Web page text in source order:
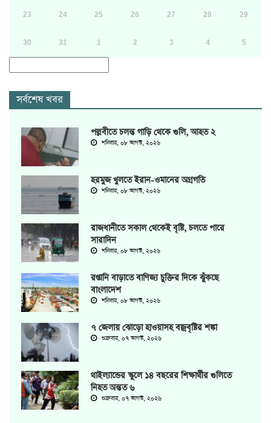
23 24 25 26 27 28 29
30 31 1 2 3 4 5
সর্বশেষ খবর
পল্লবীতে চলন্ত গাড়ি থেকে গুলি, আহত ২
শনিবার, ০৮ আগস্ট, ২০২৬
হরমুজ খুলতে ইরান-ওমানের অগ্রগতি
শনিবার, ০৮ আগস্ট, ২০২৬
রাজধানীতে সকাল থেকেই বৃষ্টি, চলতে পারে
সারাদিন
শনিবার, ০৮ আগস্ট, ২০২৬
রপ্তানি বাড়াতে বাণিজ্য চুক্তির দিকে ঝুঁকছে
বাংলাদেশ
শনিবার, ০৮ আগস্ট, ২০২৬
৭ জেলায় ঝোড়ো হাওয়াসহ বজ্রবৃষ্টির শঙ্কা
শুক্রবার, ০৭ আগস্ট, ২০২৬
থাইল্যান্ডের স্কুলে ১৪ বছরের শিক্ষার্থীর গুলিতে
নিহত অন্তত ৬
শুক্রবার, ০৭ আগস্ট, ২০২৬